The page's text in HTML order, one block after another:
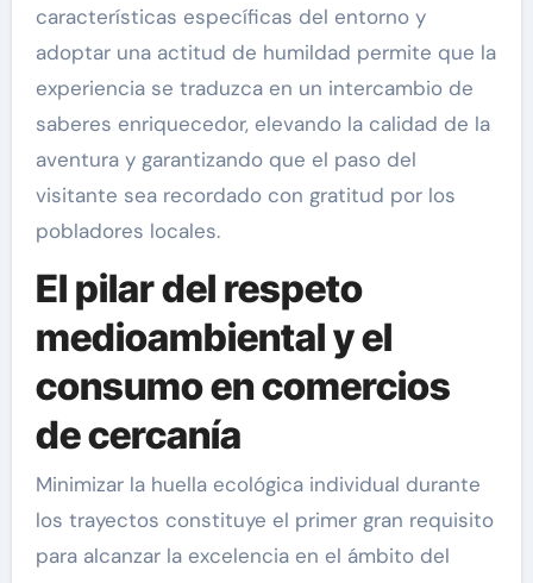
características específicas del entorno y
adoptar una actitud de humildad permite que la
experiencia se traduzca en un intercambio de
saberes enriquecedor, elevando la calidad de la
aventura y garantizando que el paso del
visitante sea recordado con gratitud por los
pobladores locales.
El pilar del respeto
medioambiental y el
consumo en comercios
de cercanía
Minimizar la huella ecológica individual durante
los trayectos constituye el primer gran requisito
para alcanzar la excelencia en el ámbito del